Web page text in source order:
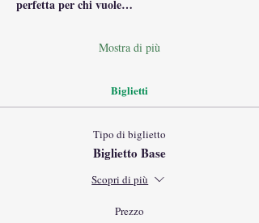
perfetta per chi vuole…
Mostra di più
Biglietti
Tipo di biglietto
Biglietto Base
Scopri di più
Prezzo